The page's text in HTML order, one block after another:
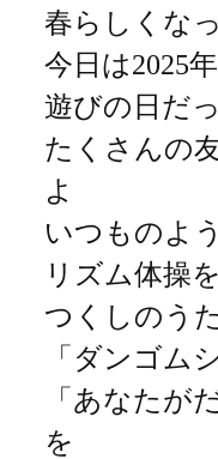
春らしくな
今日は2025
遊びの日だ
たくさんの
よ
いつものよ
リズム体操
つくしのう
「ダンゴム
「あなたが
を